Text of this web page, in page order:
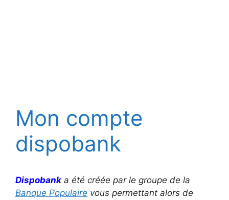
Mon compte
dispobank
Dispobank a été créée par le groupe de la
Banque Populaire vous permettant alors de